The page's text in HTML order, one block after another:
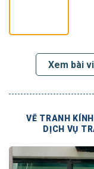
Xem bài
VẼ TRANH
DỊCH VỤ